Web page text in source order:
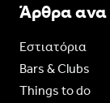
Άρθρα ανα
Εστιατόρια
Bars & Clubs
Things to do